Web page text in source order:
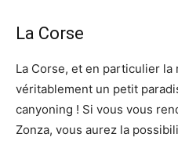
La Corse
La Corse, et en particulier la
véritablement un petit
canyoning ! Si vous vous
Zonza, vous aurez la